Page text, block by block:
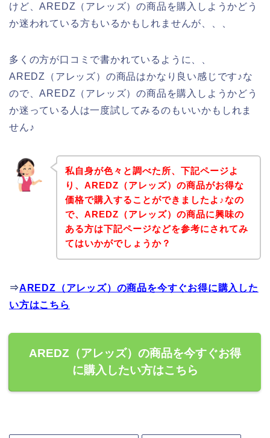
けど、AREDZ（アレッズ）の商品を購入しようかどう
か迷われている方もいるかもしれませんが、、、
多くの方が口コミで書かれているように、、
AREDZ（アレッズ）の商品はかなり良い感じです♪な
ので、AREDZ（アレッズ）の商品を購入しようかどう
か迷っている人は一度試してみるのもいいかもしれま
せん♪
私自身が色々と調べた所、下記ページよ
り、AREDZ（アレッズ）の商品がお得な
価格で購入することができましたよ♪なの
で、AREDZ（アレッズ）の商品に興味の
ある方は下記ページなどを参考にされてみ
てはいかがでしょうか？
⇒AREDZ（アレッズ）の商品を今すぐお得に購入した
い方はこちら
AREDZ（アレッズ）の商品を今すぐお得
に購入したい方はこちら